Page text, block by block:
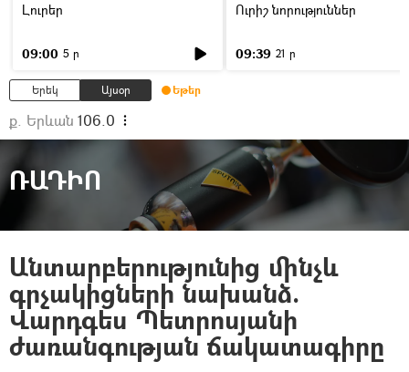
Լուրեր
09:00 5 ր
Ուրիշ նորություններ
09:39 21 ր
Երեկ Այսօր Եթեր
ք. Երևան 106.0
ՌԱԴԻՈ
Անտարբերությունից մինչև
գրչակիցների նախանձ.
Վարդգես Պետրոսյանի
ժառանգության ճակատագիրը